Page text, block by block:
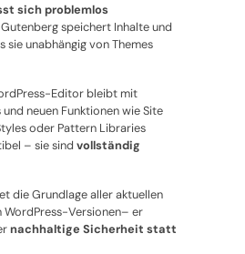
sich problemlos
speichert Inhalte und
sie unabhängig von Themes
Editor bleibt mit
und neuen Funktionen wie Site
oder Pattern Libraries
– sie sind vollständig
die Grundlage aller aktuellen
WordPress-Versionen– er
nachhaltige Sicherheit statt